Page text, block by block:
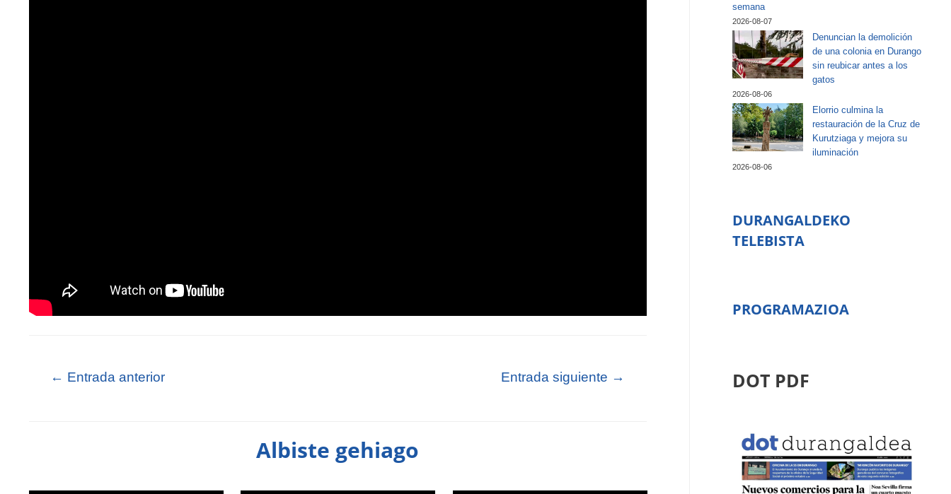
← Entrada anterior Entrada siguiente →
Albiste gehiago
semana
2026-08-07
Denuncian la demolición
de una colonia en Durango
sin reubicar antes a los
gatos
2026-08-06
Elorrio culmina la
restauración de la Cruz de
Kurutziaga y mejora su
iluminación
2026-08-06
DURANGALDEKO
TELEBISTA
PROGRAMAZIOA
DOT PDF